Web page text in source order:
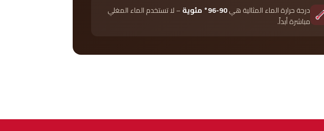
درجة حرارة الماء المثالية هي90-96° مئوية
– لا تستخدم الماء المغلي
مباشرة أبداً.